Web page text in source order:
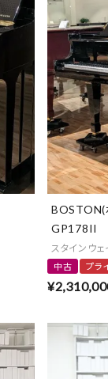
BOSTON(
GP178II
スタインウ
中古 プラ
¥